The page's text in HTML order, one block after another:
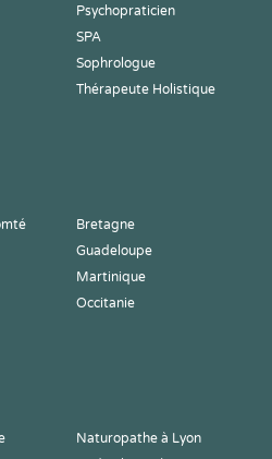
Psychopraticien
SPA
Sophrologue
Thérapeute Holistique
Bretagne
Guadeloupe
Martinique
Occitanie
Naturopathe à Lyon